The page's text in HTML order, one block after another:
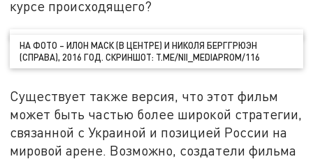
курсе происходящего?
НА ФОТО – ИЛОН МАСК (В ЦЕНТРЕ) И НИКОЛЯ БЕРГГРЮЭН
(СПРАВА), 2016 ГОД. СКРИНШОТ: T.ME/NII_MEDIAPROM/116
Существует также версия, что этот фильм
может быть частью более широкой стратегии,
связанной с Украиной и позицией России на
мировой арене. Возможно, создатели фильма